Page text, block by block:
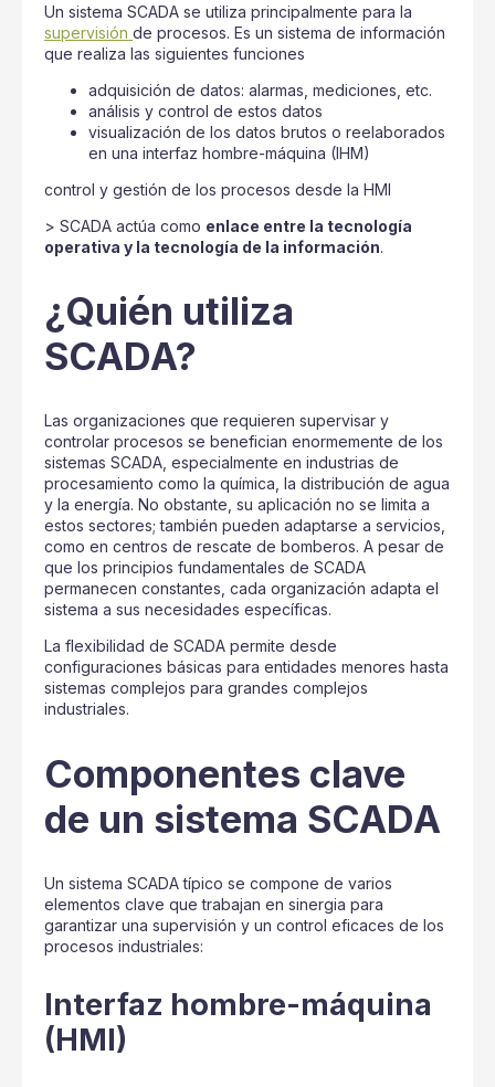
Un sistema SCADA se utiliza principalmente para la
supervisión de procesos. Es un sistema de información
que realiza las siguientes funciones
adquisición de datos: alarmas, mediciones, etc.
análisis y control de estos datos
visualización de los datos brutos o reelaborados
en una interfaz hombre-máquina (IHM)
control y gestión de los procesos desde la HMI
> SCADA actúa como enlace entre la tecnología
operativa y la tecnología de la información.
¿Quién utiliza
SCADA?
Las organizaciones que requieren supervisar y
controlar procesos se benefician enormemente de los
sistemas SCADA, especialmente en industrias de
procesamiento como la química, la distribución de agua
y la energía. No obstante, su aplicación no se limita a
estos sectores; también pueden adaptarse a servicios,
como en centros de rescate de bomberos. A pesar de
que los principios fundamentales de SCADA
permanecen constantes, cada organización adapta el
sistema a sus necesidades específicas.
La flexibilidad de SCADA permite desde
configuraciones básicas para entidades menores hasta
sistemas complejos para grandes complejos
industriales.
Componentes clave
de un sistema SCADA
Un sistema SCADA típico se compone de varios
elementos clave que trabajan en sinergia para
garantizar una supervisión y un control eficaces de los
procesos industriales:
Interfaz hombre-máquina
(HMI)